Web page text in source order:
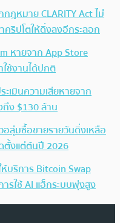
ฎหมาย CLARITY Act ไม่
ริปโตให้ดิ่งลงอีกระลอก
หายจาก App Store
ช้งานได้ปกติ
ะเมินความเสียหายจาก
ง $130 ล้าน
อลุ่มซื้อขายรายวันดิ่งเหลือ
ตั้งแต่ต้นปี 2026
บริการ Bitcoin Swap
รใช้ AI แฮ็กระบบพุ่งสูง